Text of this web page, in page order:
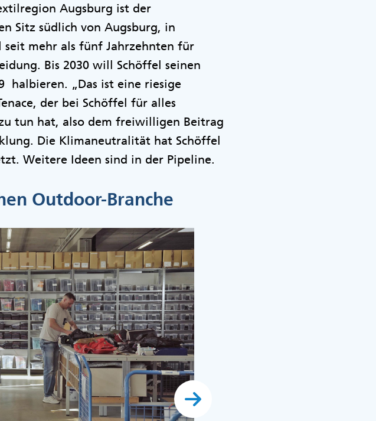
Augsburg ist der
Sitz südlich von Augsburg, in
seit mehr als fünf Jahrzehnten für
Bis 2030 will Schöffel seinen
halbieren. „Das ist eine riesige
der bei Schöffel für alles
tun hat, also dem freiwilligen Beitrag
Die Klimaneutralität hat Schöffel
Weitere Ideen sind in der Pipeline.
Outdoor-Branche